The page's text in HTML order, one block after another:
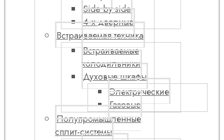
Side by side
4-х дверные
Встраиваемая техника
Встраиваемые
холодильники
Духовые шкафы
Электрические
Газовые
Полупромышленные
сплит-системы